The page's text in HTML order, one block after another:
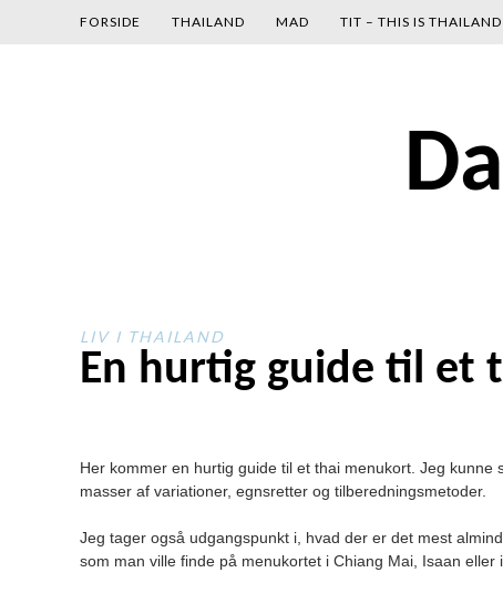
FORSIDE THAILAND MAD TIT – THIS IS THAILAND
LIV I THAILAND
En hurtig guide til et
Her kommer en hurtig guide til et thai menukort. Jeg
masser af variationer, egnsretter og tilberedningsmetoder.
Jeg tager også udgangspunkt i, hvad der er det mest
som man ville finde på menukortet i Chiang Mai, Isaan eller i